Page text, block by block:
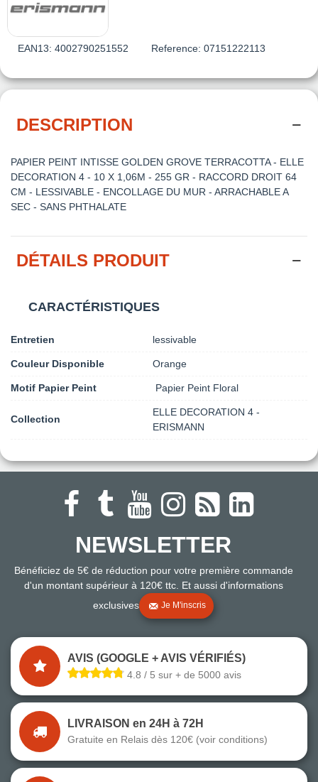
EAN13: 4002790251552 Reference: 07151222113
DESCRIPTION
PAPIER PEINT INTISSE GOLDEN GROVE TERRACOTTA - ELLE
DECORATION 4 - 10 X 1,06M - 255 GR - RACCORD DROIT 64
CM - LESSIVABLE - ENCOLLAGE DU MUR - ARRACHABLE A
SEC - SANS PHTHALATE
DÉTAILS PRODUIT
CARACTÉRISTIQUES
Entretien lessivable
Couleur Disponible Orange
Motif Papier Peint Papier Peint Floral
Collection
ELLE DECORATION 4 -
ERISMANN
NEWSLETTER
Bénéficiez de 5€ de réduction pour votre première commande
d'un montant supérieur à 120€ ttc. Et aussi d'informations
exclusives
Je M'inscris
AVIS (GOOGLE + AVIS VÉRIFIÉS)
4.8 / 5 sur + de 5000 avis
LIVRAISON en 24H à 72H
Gratuite en Relais dès 120€ (voir conditions)